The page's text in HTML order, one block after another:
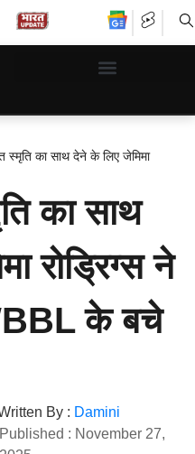
स्मृति का साथ देने के लिए जेमिमा
का साथ
रोड्रिग्स ने
के बचे
By : Damini
Published : November 27,